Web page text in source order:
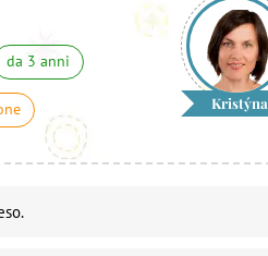
da 3 anni
Kristýna